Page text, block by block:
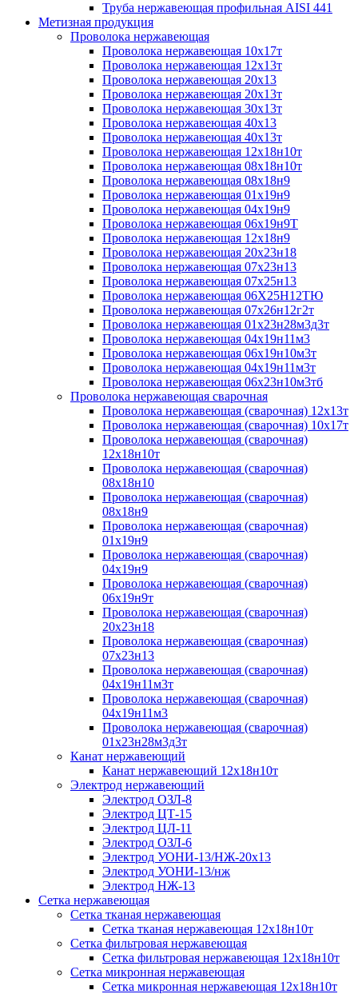
Труба нержавеющая профильная AISI 441
Метизная продукция
Проволока нержавеющая
Проволока нержавеющая 10х17т
Проволока нержавеющая 12х13т
Проволока нержавеющая 20х13
Проволока нержавеющая 20х13т
Проволока нержавеющая 30х13т
Проволока нержавеющая 40х13
Проволока нержавеющая 40х13т
Проволока нержавеющая 12х18н10т
Проволока нержавеющая 08х18н10т
Проволока нержавеющая 08х18н9
Проволока нержавеющая 01х19н9
Проволока нержавеющая 04х19н9
Проволока нержавеющая 06х19н9Т
Проволока нержавеющая 12х18н9
Проволока нержавеющая 20х23н18
Проволока нержавеющая 07х23н13
Проволока нержавеющая 07х25н13
Проволока нержавеющая 06Х25Н12ТЮ
Проволока нержавеющая 07х26н12г2т
Проволока нержавеющая 01х23н28м3д3т
Проволока нержавеющая 04х19н11м3
Проволока нержавеющая 06х19н10м3т
Проволока нержавеющая 04х19н11м3т
Проволока нержавеющая 06х23н10м3тб
Проволока нержавеющая сварочная
Проволока нержавеющая (сварочная) 12х13т
Проволока нержавеющая (сварочная) 10х17т
Проволока нержавеющая (сварочная)
12х18н10т
Проволока нержавеющая (сварочная)
08х18н10
Проволока нержавеющая (сварочная)
08х18н9
Проволока нержавеющая (сварочная)
01х19н9
Проволока нержавеющая (сварочная)
04х19н9
Проволока нержавеющая (сварочная)
06х19н9т
Проволока нержавеющая (сварочная)
20х23н18
Проволока нержавеющая (сварочная)
07х23н13
Проволока нержавеющая (сварочная)
04х19н11м3т
Проволока нержавеющая (сварочная)
04х19н11м3
Проволока нержавеющая (сварочная)
01х23н28м3д3т
Канат нержавеющий
Канат нержавеющий 12х18н10т
Электрод нержавеющий
Электрод ОЗЛ-8
Электрод ЦТ-15
Электрод ЦЛ-11
Электрод ОЗЛ-6
Электрод УОНИ-13/НЖ-20х13
Электрод УОНИ-13/нж
Электрод НЖ-13
Сетка нержавеющая
Сетка тканая нержавеющая
Сетка тканая нержавеющая 12х18н10т
Сетка фильтровая нержавеющая
Сетка фильтровая нержавеющая 12х18н10т
Сетка микронная нержавеющая
Сетка микронная нержавеющая 12х18н10т